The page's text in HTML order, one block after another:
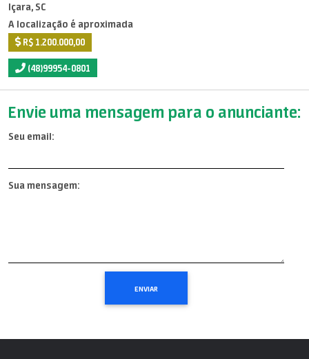
Içara, SC
A localização é aproximada
R$ 1.200.000,00
(48)99954-0801
Envie uma mensagem para o anunciante:
Seu email:
Sua mensagem: